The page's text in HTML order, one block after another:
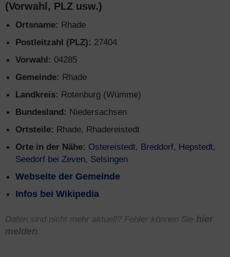
(Vorwahl, PLZ usw.)
Ortsname: Rhade
Postleitzahl (PLZ): 27404
Vorwahl: 04285
Gemeinde: Rhade
Landkreis: Rotenburg (Wümme)
Bundesland: Niedersachsen
Ortsteile: Rhade, Rhadereistedt
Orte in der Nähe: Ostereistedt, Breddorf, Hepstedt,
Seedorf bei Zeven, Selsingen
Webseite der Gemeinde
Infos bei Wikipedia
Daten sind nicht mehr aktuell? Fehler können Sie hier
melden.